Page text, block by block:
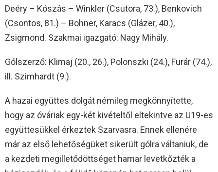
Deéry – Kószás – Winkler (Csutora, 73.), Benkovich
(Csontos, 81.) – Bohner, Karacs (Glázer, 40.),
Zsigmond. Szakmai igazgató: Nagy Mihály.
Gólszerző: Klimaj (20., 26.), Polonszki (24.), Furár (74.),
ill. Szimhardt (9.).
A hazai együttes dolgát némileg megkönnyítette,
hogy az óváriak egy-két kivételtől eltekintve az U19-es
együttesükkel érkeztek Szarvasra. Ennek ellenére
már az első lehetőségüket sikerült gólra váltaniuk, de
a kezdeti megilletődöttséget hamar levetkőzték a